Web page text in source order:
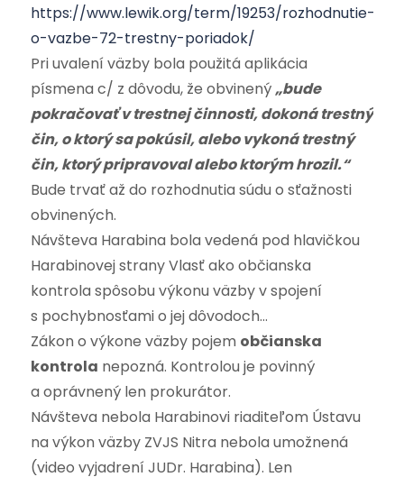
https://www.lewik.org/term/19253/rozhodnutie-
o-vazbe-72-trestny-poriadok/
Pri uvalení väzby bola použitá aplikácia
písmena c/ z dôvodu, že obvinený„bude
pokračovať v trestnej činnosti, dokoná trestný
čin, o ktorý sa pokúsil, alebo vykoná trestný
čin, ktorý pripravoval alebo ktorým hrozil.“
Bude trvať až do rozhodnutia súdu o sťažnosti
obvinených.
Návšteva Harabina bola vedená pod hlavičkou
Harabinovej strany Vlasť ako občianska
kontrola spôsobu výkonu väzby v spojení
s pochybnosťami o jej dôvodoch…
Zákon o výkone väzby pojem občianska
kontrola nepozná. Kontrolou je povinný
a oprávnený len prokurátor.
Návšteva nebola Harabinovi riaditeľom Ústavu
na výkon väzby ZVJS Nitra nebola umožnená
(video vyjadrení JUDr. Harabina). Len